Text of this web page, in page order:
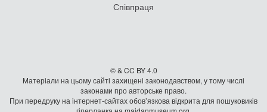
Співпраця
© & CC BY 4.0
Матеріали на цьому сайті захищені законодавством, у тому числі
законами про авторське право.
При передруку на iнтернет-сайтах обов’язкова відкрита для пошуковиків